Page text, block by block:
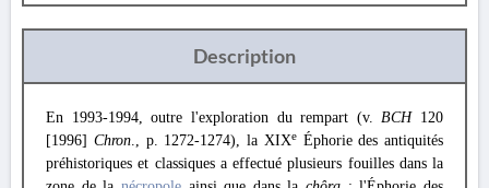
Description
En 1993-1994, outre l'exploration du rempart (v. BCH 120
[1996] Chron., p. 1272-1274), la XIXeÉphorie des antiquités
préhistoriques et classiques a effectué plusieurs fouilles dans la